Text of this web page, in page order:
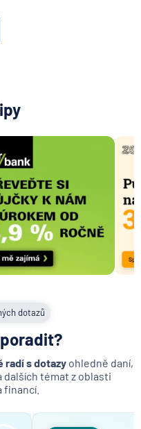
dotazů
radí s dotazy ohledně daní,
témat z oblasti
financí.